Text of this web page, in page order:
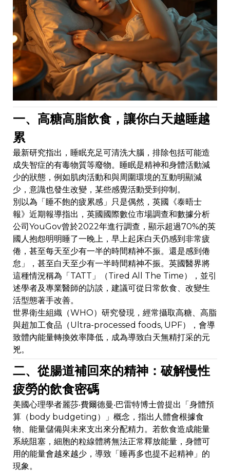
一、高糖高脂飲食，讓你白天越睡越
累
最新研究指出，睡眠充足可清洗大腦，排除包括可能造
成失智症的有毒物質等廢物。睡眠是精神和身體活動減
少的狀態，例如肌肉活動和與周圍環境的互動明顯減
少，意識也發生改變，某些感覺活動受到抑制。
別以為「睡不飽的疲累感」只是偶然，英國《泰晤士
報》近期報導指出，英國國際數位市場調查和數據分析
公司YouGov曾於2022年進行調查，顯示超過70%的英
國人抱怨明明睡了一晚上，早上起床白天仍感到非常疲
倦，甚至每天至少有一半的時間精神不振。還是感到倦
怠」，甚至白天至少有一半時間精神不振。英國醫界將
這種情況稱為「TATT」（Tired All The Time），並引
述學者及專業醫師的訪談，建議可從日常飲食、改變生
活型態著手改善。
世界衛生組織（WHO）研究發現，經常攝取高糖、高脂
與超加工食品（Ultra-processed foods, UPF），會導
致體內能量轉換效率降低，成為導致白天無精打采的元
兇。
二、從腸道補回來的精神：破解慢性
疲勞的飲食密碼
美國心理學者麗莎‧費爾德曼‧巴雷特博士曾提出「身體預
算（body budgeting）」概念，指出人體會根據食
物、能量儲備與未來支出來分配精力。若飲食造成能量
系統阻塞，細胞的粒線體將無法正常釋放能量，身體可
用的能量會越來越少，導致「睡再多也提不起精神」的
現象。